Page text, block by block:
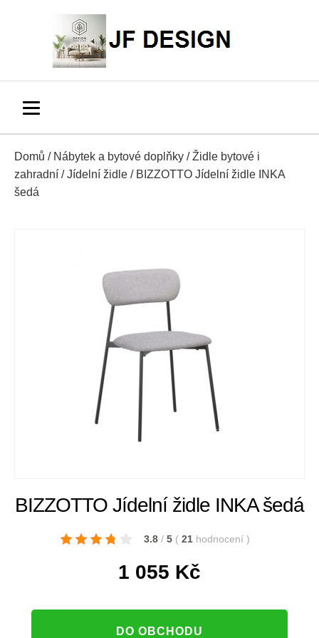
Domů / Nábytek a bytové doplňky /Židle bytové i
zahradní /Jídelní židle / BIZZOTTO Jídelní židle INKA
šedá
BIZZOTTO Jídelní židle INKA šedá
3.8 / 5 ( 21 hodnocení )
1 055 Kč
DO OBCHODU